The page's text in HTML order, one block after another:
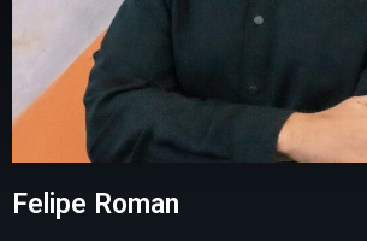
Felipe Roman